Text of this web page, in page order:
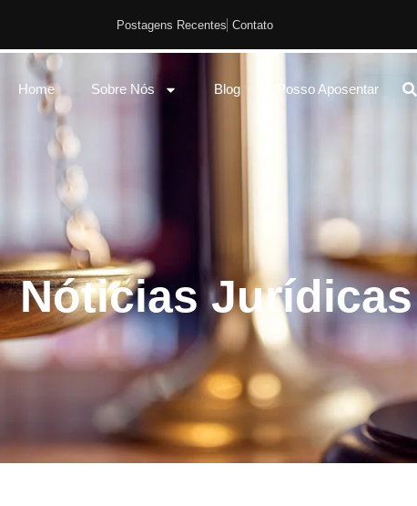
Postagens Recentes Contato
Home Sobre Nós Blog Posso Aposentar
Nóticias Jurídicas